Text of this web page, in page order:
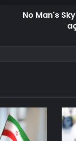
No Man's